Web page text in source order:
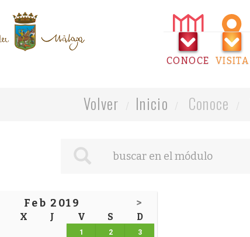
CONOCE VISITA
Volver Inicio Conoce
Feb 2019 >
X J V S D
1 2 3